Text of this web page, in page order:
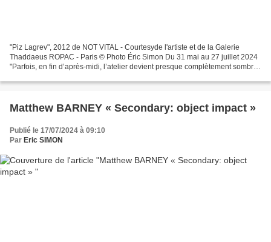
"Piz Lagrev", 2012 de NOT VITAL - Courtesyde l'artiste et de la Galerie
Thaddaeus ROPAC - Paris © Photo Éric Simon Du 31 mai au 27 juillet 2024
"Parfois, en fin d’après-midi, l’atelier devient presque complètement sombre,
Matthew BARNEY « Secondary: object impact »
Publié le 17/07/2024 à 09:10
Par Eric SIMON